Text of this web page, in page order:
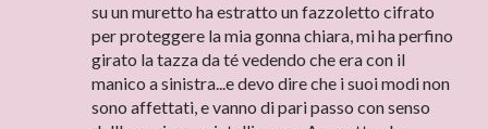
su un muretto ha estratto un fazzoletto cifrato
per proteggere la mia gonna chiara, mi ha perfino
girato la tazza da té vedendo che era con il
manico a sinistra...e devo dire che i suoi modi non
sono affettati, e vanno di pari passo con senso